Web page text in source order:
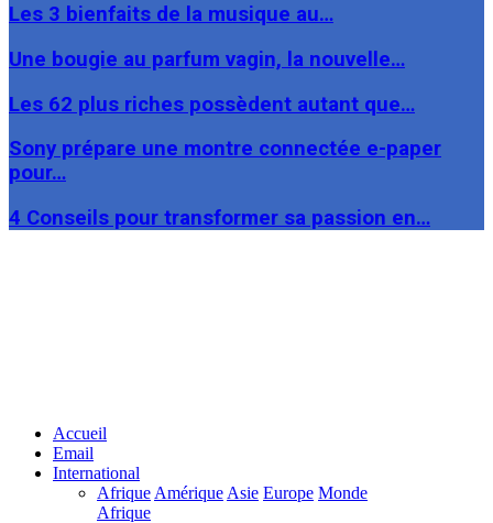
Les 3 bienfaits de la musique au…
Une bougie au parfum vagin, la nouvelle…
Les 62 plus riches possèdent autant que…
Sony prépare une montre connectée e-paper
pour…
4 Conseils pour transformer sa passion en…
Accueil
Email
International
Afrique Amérique Asie Europe Monde
Afrique